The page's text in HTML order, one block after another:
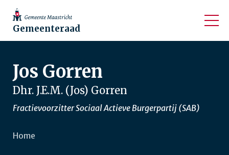
Gemeenteraad
Jos Gorren
Dhr. J.E.M. (Jos) Gorren
Fractievoorzitter Sociaal Actieve Burgerpartij (SAB)
Home